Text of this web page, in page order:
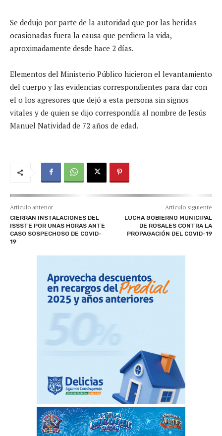
Se dedujo por parte de la autoridad que por las heridas
ocasionadas fuera la causa que perdiera la vida,
aproximadamente desde hace 2 días.
Elementos del Ministerio Público hicieron el levantamiento
del cuerpo y las evidencias correspondientes para dar con
el o los agresores que dejó a esta persona sin signos
vitales y de quien se dijo correspondía al nombre de Jesús
Manuel Natividad de 72 años de edad.
Artículo anterior
CIERRAN INSTALACIONES DEL
ISSSTE POR UNAS HORAS ANTE
CASO SOSPECHOSO DE COVID-
19
Artículo siguiente
LUCHA GOBIERNO MUNICIPAL
DE ROSALES CONTRA LA
PROPAGACIÓN DEL COVID-19